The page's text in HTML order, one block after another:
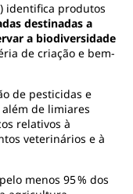
identifica produtos
destinadas a
a biodiversidade
de criação e bem-
de pesticidas e
de limiares
relativos à
veterinários e à
menos 95 % dos